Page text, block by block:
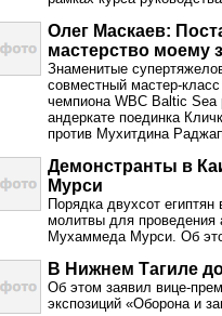
Олег Маскаев:
мастерство моему
Знаменитые
совместный мастер-
чемпиона WBC Baltic Sea
андеркате поединка
против Мухитдина
Демонстранты в
Мурси
Порядка двухсот
молитвы для проведения
Мухаммеда Мурси. Об
В Нижнем Тагиле
Об этом заявил вице-
экспозиций «Оборона и